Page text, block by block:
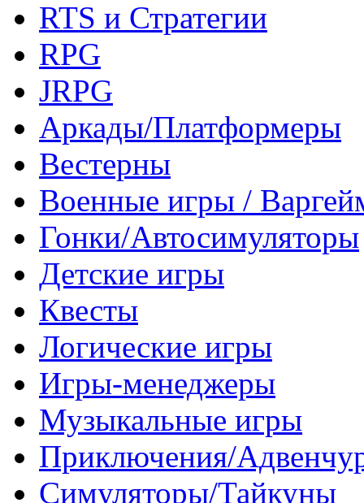
RTS и Стратегии
RPG
JRPG
Аркады/Платформеры
Вестерны
Военные игры /
Гонки/Автосимуляторы
Детские игры
Квесты
Логические игры
Игры-менеджеры
Музыкальные игры
Приключения/
Симуляторы/Тайкуны